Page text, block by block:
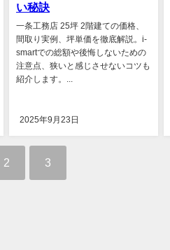
い秘訣
一条工務店 25坪 2階建ての価格、
間取り実例、坪単価を徹底解説。i-
smartでの総額や後悔しないための
注意点、狭いと感じさせないコツも
紹介します。...
2025年9月23日
2 3